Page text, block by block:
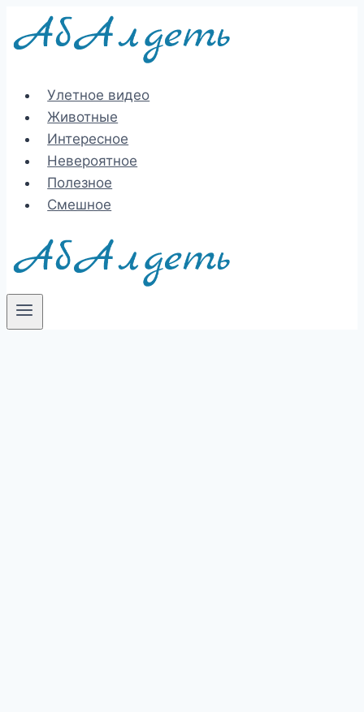
Перейти
Улетное видео
Животные
Интересное
Невероятное
Полезное
Смешное